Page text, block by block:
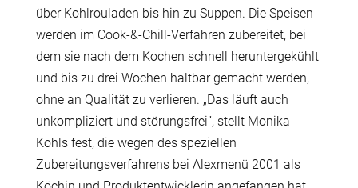
über Kohlrouladen bis hin zu Suppen. Die Speisen
werden im Cook‑&‑Chill-Verfahren zubereitet, bei
dem sie nach dem Kochen schnell heruntergekühlt
und bis zu drei Wochen haltbar gemacht werden,
ohne an Qualität zu verlieren. „Das läuft auch
unkompliziert und störungsfrei”, stellt Monika
Kohls fest, die wegen des speziellen
Zubereitungsverfahrens bei Alexmenü 2001 als